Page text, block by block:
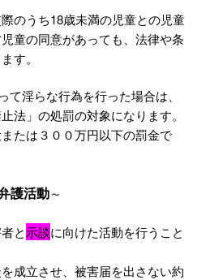
のうち18歳未満の児童との児童
童の同意があっても、法律や条
す。
淫らな行為を行った場合は、
法」の処罰の対象になります。
たは３００万円以下の罰金で
護活動～
と示談に向けた活動を行うこと
成立させ、被害届を出さない約